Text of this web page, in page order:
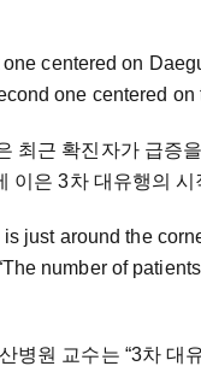
centered on
one centered
최근 확진자가 급증
이은 3차 대유행의
just around the
number of
병원 교수는 “3차 대